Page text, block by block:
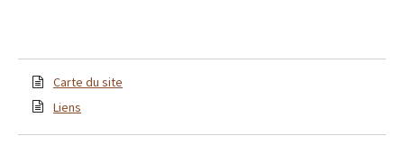
Carte du site
Liens